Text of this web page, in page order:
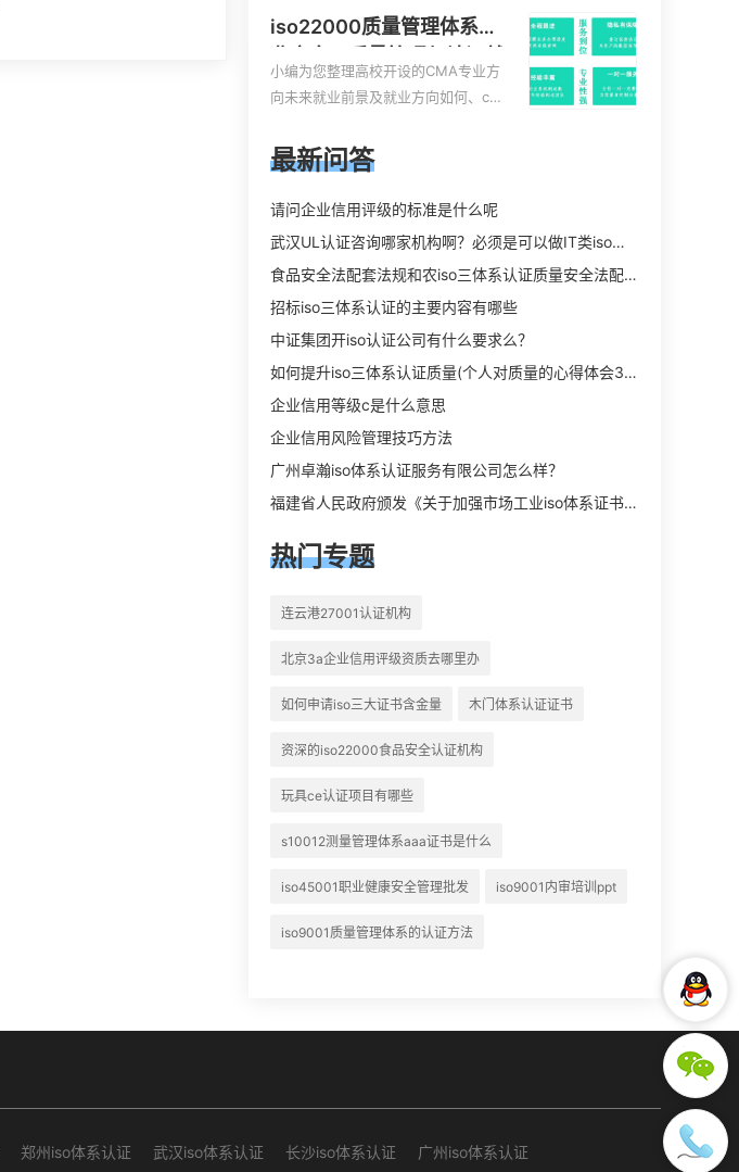
E认证,台州机械机电CE认证、CE认证
怎么收费、温州科普ISO45001职业健
康安全管理体系认证收费标准是什么
相关iso体系认证知识，详情可查看下
iso22000质量管理体系就
业方向
小编为您整理高校开设的CMA专业方
向未来就业前景及就业方向如何、cm
的就业方向、cpa和cma未来就业方
向、大学生考完cma，就哪些就业方
向相关iso体系认证知识，详情可查看
最新问答
请问企业信用评级的标准是什么呢
武汉UL认证咨询哪家机构啊？必须是可以做IT类iso三体系认证UL认证的机构？
食品安全法配套法规和农iso三体系认证质量安全法配套法规分别是什么？
招标iso三体系认证的主要内容有哪些
中证集团开iso认证公司有什么要求么？
如何提升iso三体系认证质量(个人对质量的心得体会300字)
企业信用等级c是什么意思
企业信用风险管理技巧方法
广州卓瀚iso体系认证服务有限公司怎么样？
福建省人民政府颁发《关于加强市场工业iso体系证书质量监督检验与管理的暂行规定》的通知
热门专题
连云港27001认证机构
北京3a企业信用评级资质去哪里办
如何申请iso三大证书含金量 木门体系认证证书
资深的iso22000食品安全认证机构
玩具ce认证项目有哪些
s10012测量管理体系aaa证书是什么
iso45001职业健康安全管理批发 iso9001内审培训ppt
iso9001质量管理体系的认证方法
郑州iso体系认证 武汉iso体系认证 长沙iso体系认证 广州iso体系认证